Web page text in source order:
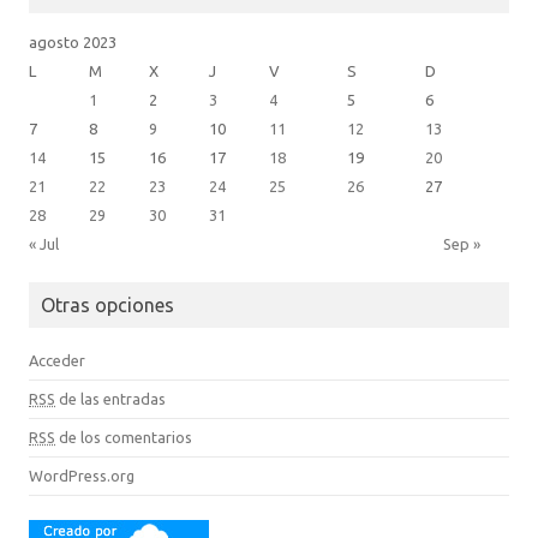
agosto 2023
L
M X J V S D
« Jul Sep »
1 2 3 4 5
6
7
8 9 10 11 12
13
14
15 16 17 18 19
20
21
22 23 24 25 26
27
28
29 30 31
Otras opciones
Acceder
RSS de las entradas
RSS de los comentarios
WordPress.org